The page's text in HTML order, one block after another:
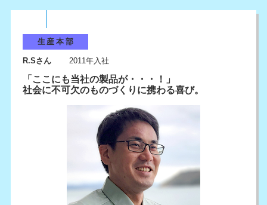
生産本部
R.Sさん 2011年入社
「ここにも当社の製品が・・・！」
社会に不可欠のものづくりに携わる喜び。